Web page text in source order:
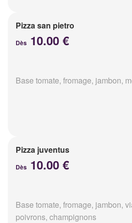
Pizza san pietro
Dès 10.00 €
Base tomate, fromage, jambon,
Pizza juventus
Dès 10.00 €
Base tomate, fromage, jambon,
poivrons, champignons